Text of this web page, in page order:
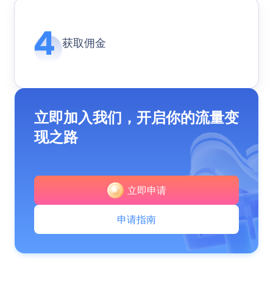
获取佣金
立即加入我们，开启你的流量变
现之路
立即申请
申请指南